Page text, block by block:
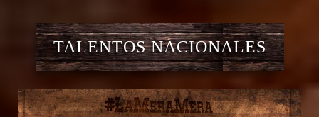
TALENTOS NACIONALES